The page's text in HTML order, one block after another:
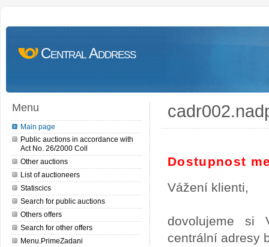
Central Address
Menu
Main page
Public auctions in accordance with
Act No. 26/2000 Coll
Other auctions
List of auctioneers
Statiscics
Search for public auctions
Others offers
Search for other offers
Menu.PrimeZadani
Dostupnost
Vážení klienti,
dovolujeme si
centrální adresy